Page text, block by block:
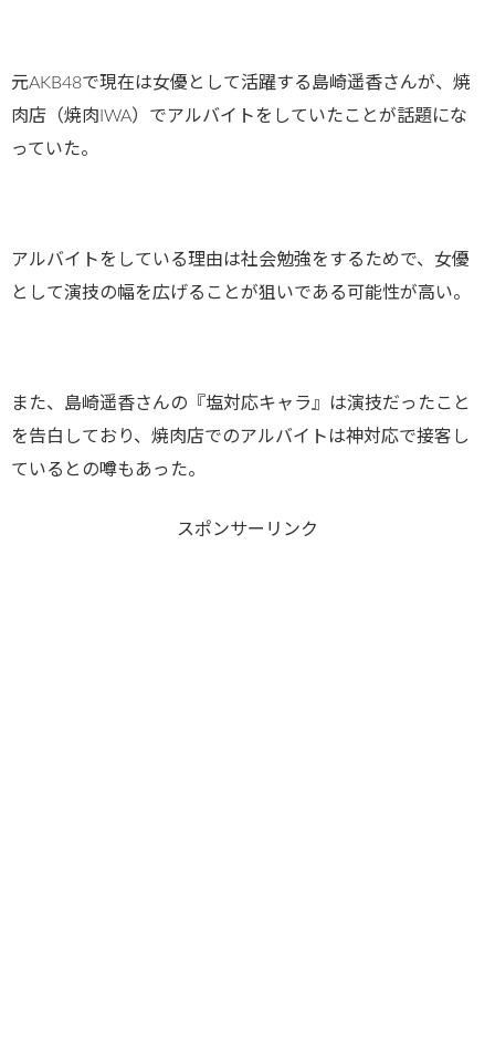
元AKB48で現在は女優として活躍する島崎遥香さんが、焼
肉店（焼肉IWA）でアルバイトをしていたことが話題にな
っていた。
アルバイトをしている理由は社会勉強をするためで、女優
として演技の幅を広げることが狙いである可能性が高い。
また、島崎遥香さんの『塩対応キャラ』は演技だったこと
を告白しており、焼肉店でのアルバイトは神対応で接客し
ているとの噂もあった。
スポンサーリンク